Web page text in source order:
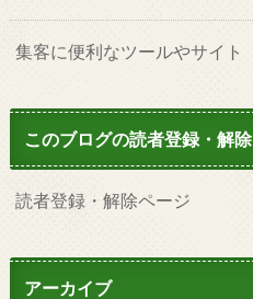
集客に便利なツールやサイト
このブログの読者登録・解除
読者登録・解除ページ
アーカイブ